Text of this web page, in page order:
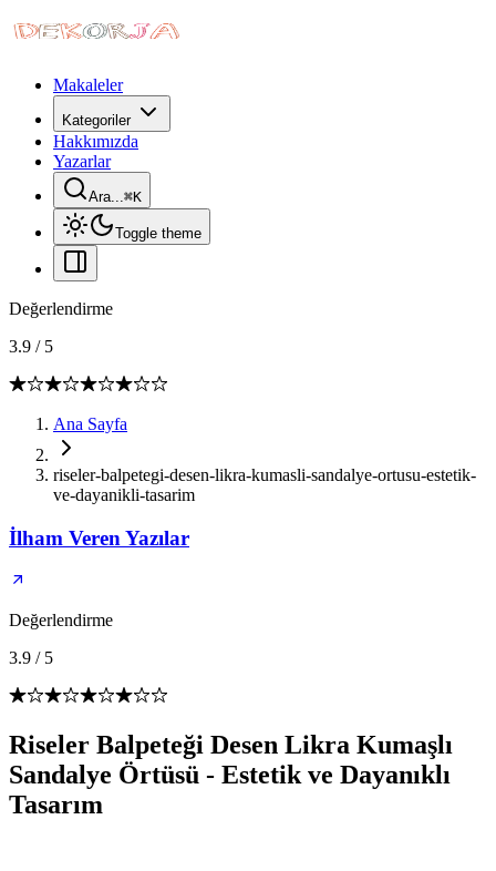
Makaleler
Kategoriler
Hakkımızda
Yazarlar
Ara...⌘K
Toggle theme
Değerlendirme
3.9 / 5
Ana Sayfa
riseler-balpetegi-desen-likra-kumasli-sandalye-ortusu-estetik-
ve-dayanikli-tasarim
İlham Veren Yazılar
Değerlendirme
3.9 / 5
Riseler Balpeteği Desen Likra Kumaşlı
Sandalye Örtüsü - Estetik ve Dayanıklı
Tasarım